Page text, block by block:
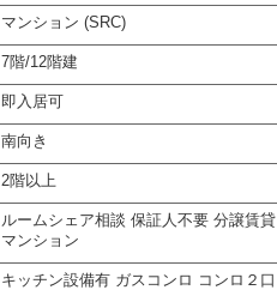
マンション (SRC)
7階/12階建
即入居可
南向き
2階以上
ルームシェア相談 保証人不要 分譲賃貸
マンション
キッチン設備有 ガスコンロ コンロ２口